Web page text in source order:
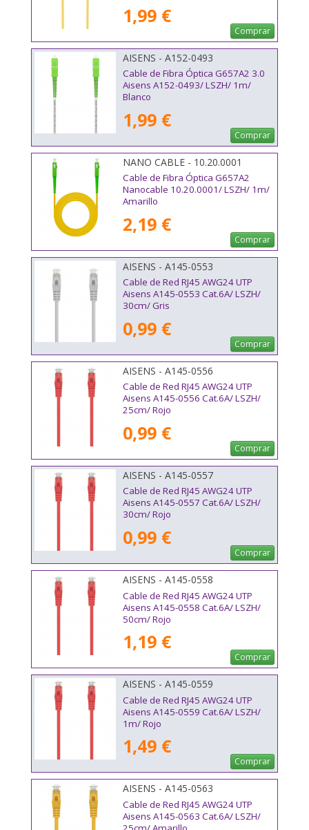
1,99 €
Comprar
AISENS - A152-0493
Cable de Fibra Óptica G657A2 3.0
Aisens A152-0493/ LSZH/ 1m/
Blanco
1,99 €
Comprar
NANO CABLE - 10.20.0001
Cable de Fibra Óptica G657A2
Nanocable 10.20.0001/ LSZH/ 1m/
Amarillo
2,19 €
Comprar
AISENS - A145-0553
Cable de Red RJ45 AWG24 UTP
Aisens A145-0553 Cat.6A/ LSZH/
30cm/ Gris
0,99 €
Comprar
AISENS - A145-0556
Cable de Red RJ45 AWG24 UTP
Aisens A145-0556 Cat.6A/ LSZH/
25cm/ Rojo
0,99 €
Comprar
AISENS - A145-0557
Cable de Red RJ45 AWG24 UTP
Aisens A145-0557 Cat.6A/ LSZH/
30cm/ Rojo
0,99 €
Comprar
AISENS - A145-0558
Cable de Red RJ45 AWG24 UTP
Aisens A145-0558 Cat.6A/ LSZH/
50cm/ Rojo
1,19 €
Comprar
AISENS - A145-0559
Cable de Red RJ45 AWG24 UTP
Aisens A145-0559 Cat.6A/ LSZH/
1m/ Rojo
1,49 €
Comprar
AISENS - A145-0563
Cable de Red RJ45 AWG24 UTP
Aisens A145-0563 Cat.6A/ LSZH/